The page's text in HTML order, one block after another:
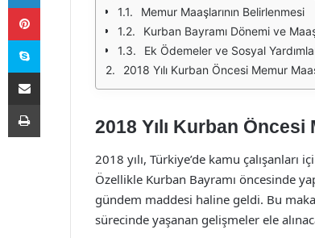
Memur Maaşlarının Belirlenmesi
Kurban Bayramı Dönemi ve
Ek Ödemeler ve Sosyal
2018 Yılı Kurban Öncesi Memur
2018 Yılı Kurban
2018 yılı, Türkiye’de kamu
Özellikle Kurban Bayramı öncesinde
gündem maddesi haline geldi. Bu
sürecinde yaşanan gelişmeler ele
Pinterest
Skype
E-Posta ile paylaş